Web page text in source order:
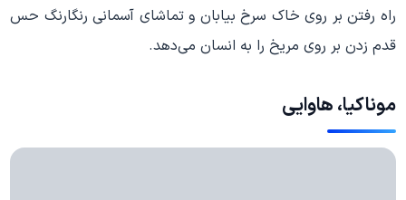
راه رفتن بر روی خاک سرخ بیابان و تماشای آسمانی رنگارنگ حس
قدم زدن بر روی مریخ را به انسان می‌دهد.
موناکیا، هاوایی